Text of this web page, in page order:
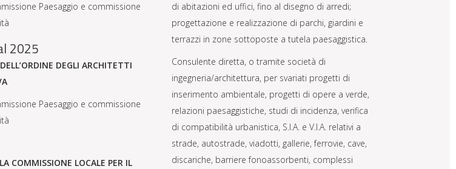
Paesaggio e commissione
2025
DEGLI ARCHITETTI
Paesaggio e commissione
COMMISSIONE LOCALE PER IL
di abitazioni ed uffici, fino al disegno di arredi;
progettazione e realizzazione di parchi, giardini e
terrazzi in zone sottoposte a tutela paesaggistica.
Consulente diretta, o tramite società di
ingegneria/architettura, per svariati progetti di
inserimento ambientale, progetti di opere a verde,
relazioni paesaggistiche, studi di incidenza, verifica
di compatibilità urbanistica, S.I.A. e V.I.A. relativi a
strade, autostrade, viadotti, gallerie, ferrovie, cave,
discariche, barriere fonoassorbenti, complessi